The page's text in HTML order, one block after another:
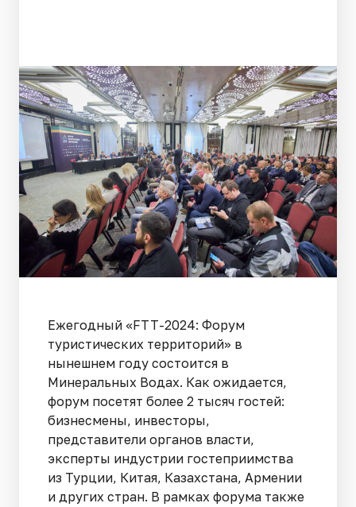
Ежегодный «FTT-2024: Форум
туристических территорий» в
нынешнем году состоится в
Минеральных Водах. Как ожидается,
форум посетят более 2 тысяч гостей:
бизнесмены, инвесторы,
представители органов власти,
эксперты индустрии гостеприимства
из Турции, Китая, Казахстана, Армении
и других стран. В рамках форума также